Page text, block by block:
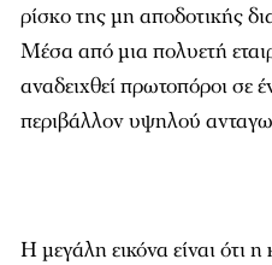
ρίσκο της μη αποδοτικής
Μέσα από μια πολυετή
αναδειχθεί πρωτοπόροι σε
περιβάλλον υψηλού
Η μεγάλη εικόνα είναι